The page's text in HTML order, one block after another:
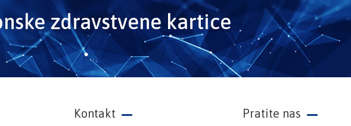
zdravstvene kartice
Kontakt Pratite nas